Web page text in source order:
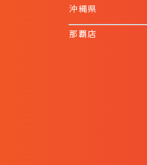
沖縄県
那覇店